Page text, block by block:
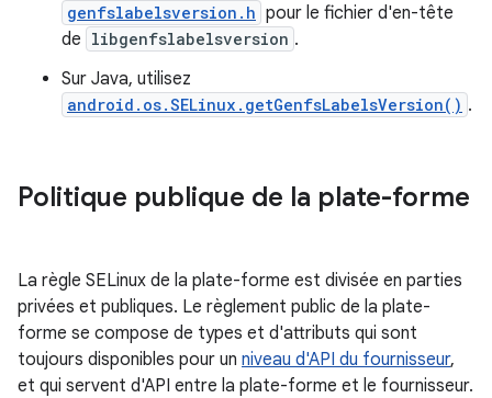
genfslabelsversion.h pour le fichier d'en-tête
de libgenfslabelsversion .
Sur Java, utilisez
android.os.SELinux.getGenfsLabelsVersion() .
Politique publique de la plate-forme
La règle SELinux de la plate-forme est divisée en parties
privées et publiques. Le règlement public de la plate-
forme se compose de types et d'attributs qui sont
toujours disponibles pour un niveau d'API du fournisseur,
et qui servent d'API entre la plate-forme et le fournisseur.